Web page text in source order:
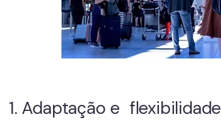
1. Adaptação e flexibilidade